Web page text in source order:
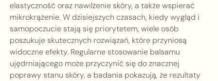
elastyczność oraz nawilżenie skóry, a także wspierać
mikrokrążenie. W dzisiejszych czasach, kiedy wygląd i
samopoczucie stają się priorytetem, wiele osób
poszukuje skutecznych rozwiązań, które przyniosą
widoczne efekty. Regularne stosowanie balsamu
ujędrniającego może przyczynić się do znacznej
poprawy stanu skóry, a badania pokazują, że rezultaty